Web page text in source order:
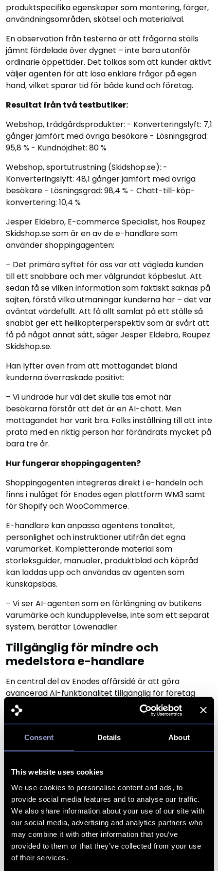
Consent Details About
This website uses cookies
We use cookies to personalise content and ads, to
provide social media features and to analyse our traffic.
We also share information about your use of our site with
our social media, advertising and analytics partners who
may combine it with other information that you’ve
provided to them or that they’ve collected from your use
of their services.
produktspecifika egenskaper som montering, färger,
användningsområden, skötsel och materialval.
En observation från testerna är att frågorna ställs
jämnt fördelade över dygnet – inte bara utanför
ordinarie öppettider. Det tolkas som att kunder aktivt
väljer agenten för att lösa enklare frågor på egen
hand, vilket sparar tid för både kund och företag.
Resultat från två testbutiker:
Webshop, trädgårdsprodukter: - Konverteringslyft: 7,1
gångerjämfört med övriga besökare - Lösningsgrad:
95,8 % - Kundnöjdhet: 80 %
Webshop, sportutrustning (Skidshop.se): -
Konverteringslyft: 48,1 gångerjämfört med övriga
besökare - Lösningsgrad: 98,4 % - Chatt-till-köp-
konvertering: 10,4 %
Jesper Eldebro, E-commerce Specialist, hos Roupez
Skidshop.se som är en av de e-handlare som
använder shoppingagenten:
– Det primära syftet för oss var att vägleda kunden
till ett snabbare och mer välgrundat köpbeslut. Att
sedan få se vilken information som faktiskt saknas på
sajten, förstå vilka utmaningar kunderna har – det var
oväntat värdefullt. Att få allt samlat på ett ställe så
snabbt ger ett helikopterperspektiv som är svårt att
få på något annat sätt, säger Jesper Eldebro, Roupez
Skidshop.se.
Han lyfter även fram att mottagandet bland
kunderna överraskade positivt:
– Vi undrade hur väl det skulle tas emot när
besökarna förstår att det är en AI-chatt. Men
mottagandet har varit bra. Folks inställning till att inte
prata med en riktig person har förändrats mycket på
bara tre år.
Hur fungerar shoppingagenten?
Shoppingagenten integreras direkt i e-handeln och
finns i nuläget för Enodes egen plattform WM3 samt
för Shopify och WooCommerce.
E-handlare kan anpassa agentens tonalitet,
personlighet och instruktioner utifrån det egna
varumärket. Kompletterande material som
storleksguider, manualer, produktblad och köpråd
kan laddas upp och användas av agenten som
kunskapsbas.
– Vi ser AI-agenten som en förlängning av butikens
varumärke och kundupplevelse, inte som ett separat
system, berättar Löwenadler.
Tillgänglig för mindre och
medelstora e-handlare
En central del av Enodes affärsidé är att göra
avancerad AI-funktionalitet tillgänglig för företag
som tidigare saknat möjlighet att investera i den
typen av teknik. Lösningen levereras som en färdig
tjänst, utan krav på att kunderna själva bygger
infrastruktur eller besitter AI-kompetens – vilket
tidigare har varit en tröskel som hållit tillbaka mindre
Enode uppger sig vara ett av de första företagen i
Sverige med att erbjuda den här typen av AI-
shoppingagent anpassad specifikt för mindre och
medelstora e-handlare.
Om Enode
Enode är ett SaaS-bolag med bas i Växjö som